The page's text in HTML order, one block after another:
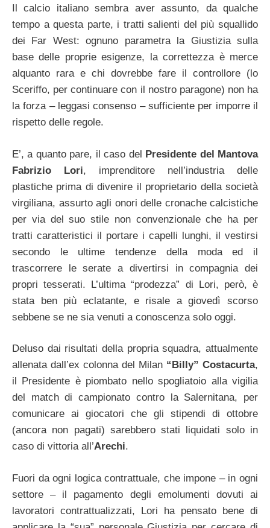
Il calcio italiano sembra aver assunto, da qualche
tempo a questa parte, i tratti salienti del più squallido
dei Far West: ognuno parametra la Giustizia sulla
base delle proprie esigenze, la correttezza è merce
alquanto rara e chi dovrebbe fare il controllore (lo
Sceriffo, per continuare con il nostro paragone) non ha
la forza – leggasi consenso – sufficiente per imporre il
rispetto delle regole.
E’, a quanto pare, il caso del Presidente del Mantova
Fabrizio Lori, imprenditore nell’industria delle
plastiche prima di divenire il proprietario della società
virgiliana, assurto agli onori delle cronache calcistiche
per via del suo stile non convenzionale che ha per
tratti caratteristici il portare i capelli lunghi, il vestirsi
secondo le ultime tendenze della moda ed il
trascorrere le serate a divertirsi in compagnia dei
propri tesserati. L’ultima “prodezza” di Lori, però, è
stata ben più eclatante, e risale a giovedì scorso
sebbene se ne sia venuti a conoscenza solo oggi.
Deluso dai risultati della propria squadra, attualmente
allenata dall’ex colonna del Milan “Billy” Costacurta,
il Presidente è piombato nello spogliatoio alla vigilia
del match di campionato contro la Salernitana, per
comunicare ai giocatori che gli stipendi di ottobre
(ancora non pagati) sarebbero stati liquidati solo in
caso di vittoria all’Arechi.
Fuori da ogni logica contrattuale, che impone – in ogni
settore – il pagamento degli emolumenti dovuti ai
lavoratori contrattualizzati, Lori ha pensato bene di